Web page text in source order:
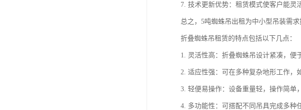
7. 技术更新优势：租赁模式使客户能灵
总之，5吨蜘蛛吊出租为中小型吊装需
折叠蜘蛛吊租赁的特点包括以下几点：
1. 灵活性高：折叠蜘蛛吊设计紧凑，便
2. 适应性强：可在多种复杂地形工作，
3. 轻便易操作：设备重量轻，操作简单
4. 多功能性：可搭配不同吊具完成多种